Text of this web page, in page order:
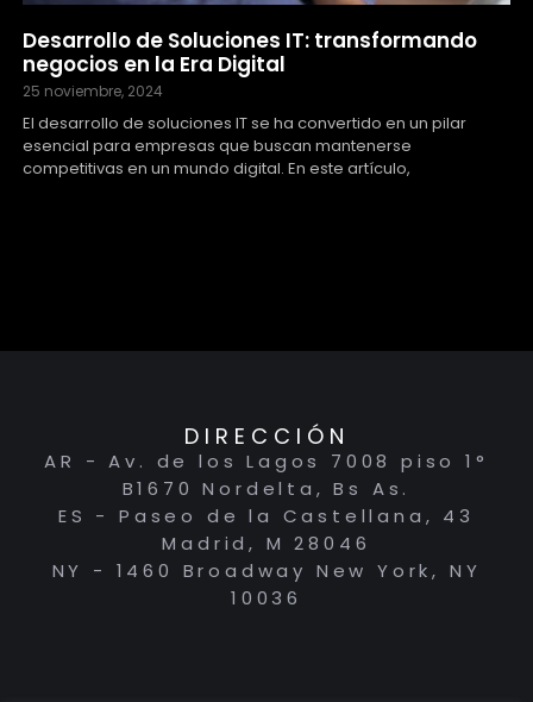
Desarrollo de Soluciones IT: transformando
negocios en la Era Digital
25 noviembre, 2024
El desarrollo de soluciones IT se ha convertido en un pilar
esencial para empresas que buscan mantenerse
competitivas en un mundo digital. En este artículo,
DIRECCIÓN
AR - Av. de los Lagos 7008 piso 1°
B1670 Nordelta, Bs As.
ES - Paseo de la Castellana, 43
Madrid, M 28046
NY - 1460 Broadway New York, NY
10036